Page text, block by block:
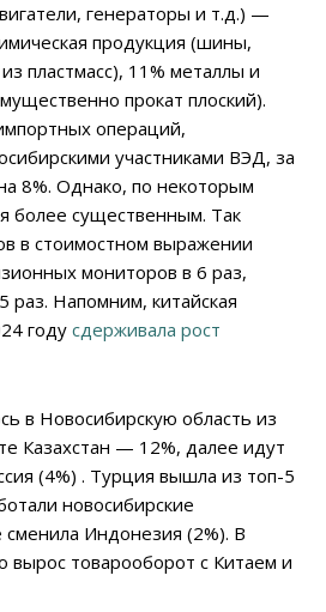
генераторы и т.д.) —
продукция (шины,
пластмасс), 11% металлы и
прокат плоский).
операций,
участниками ВЭД, за
8%. Однако, по некоторым
более существенным. Так
в стоимостном выражении
мониторов в 6 раз,
раз. Напомним, китайская
году сдерживала рост
в Новосибирскую область из
Казахстан — 12%, далее идут
(4%) . Турция вышла из топ-5
новосибирские
Индонезия (2%). В
вырос товарооборот с Китаем и